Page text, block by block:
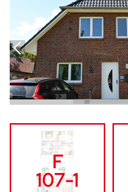
F
107-1